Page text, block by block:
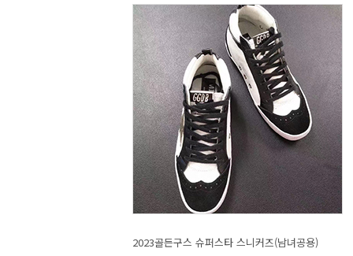
2023골든구스 슈퍼스타 스니커즈(남녀공용)